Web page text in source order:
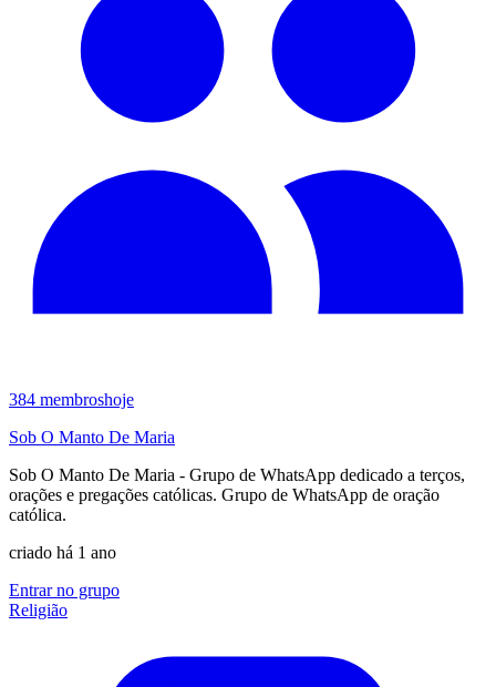
384 membroshoje
Sob O Manto De Maria
Sob O Manto De Maria - Grupo de WhatsApp dedicado a terços,
orações e pregações católicas. Grupo de WhatsApp de oração
católica.
criado há 1 ano
Entrar no grupo
Religião